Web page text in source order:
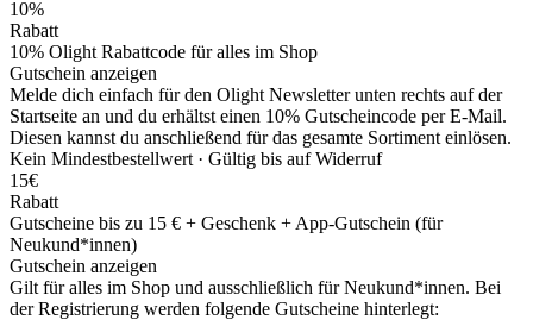
10%
Rabatt
10% Olight Rabattcode für alles im Shop
Gutschein anzeigen
Melde dich einfach für den Olight Newsletter unten rechts auf der
Startseite an und du erhältst einen 10% Gutscheincode per E-Mail.
Diesen kannst du anschließend für das gesamte Sortiment einlösen.
Kein Mindestbestellwert · Gültig bis auf Widerruf
15€
Rabatt
Gutscheine bis zu 15 € + Geschenk + App-Gutschein (für
Neukund*innen)
Gutschein anzeigen
Gilt für alles im Shop und ausschließlich für Neukund*innen. Bei
der Registrierung werden folgende Gutscheine hinterlegt: